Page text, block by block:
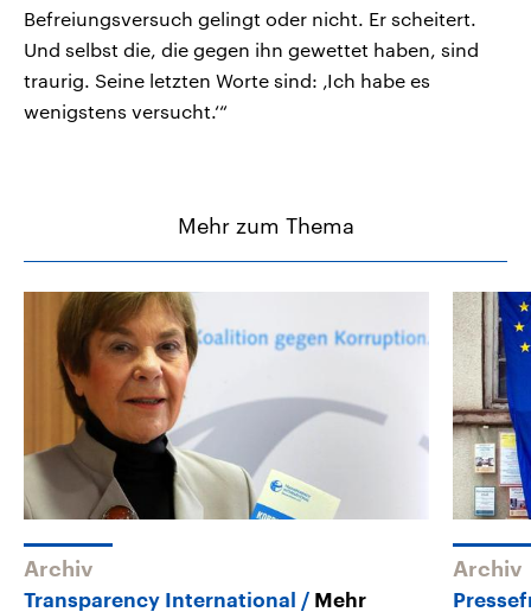
Befreiungsversuch gelingt oder nicht. Er scheitert.
Und selbst die, die gegen ihn gewettet haben, sind
traurig. Seine letzten Worte sind: ‚Ich habe es
wenigstens versucht.‘“
Mehr zum Thema
Archiv
Transparency International
Mehr
Archiv